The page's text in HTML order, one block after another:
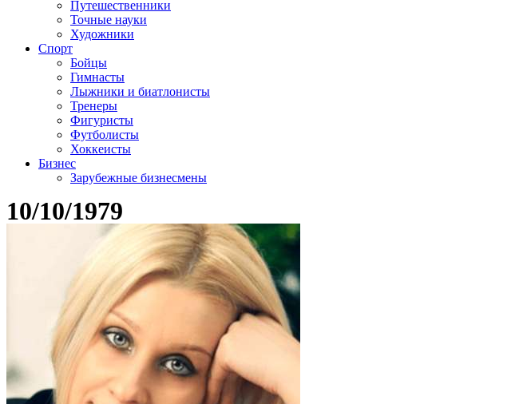
Путешественники
Точные науки
Художники
Спорт
Бойцы
Гимнасты
Лыжники и биатлонисты
Тренеры
Фигуристы
Футболисты
Хоккеисты
Бизнес
Зарубежные бизнесмены
10/10/1979